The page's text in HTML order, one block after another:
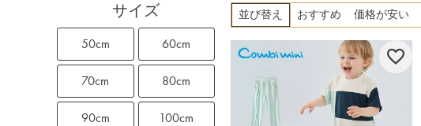
サイズ
50cm 60cm
70cm 80cm
90cm 100cm
並び替え おすすめ 価格が安い